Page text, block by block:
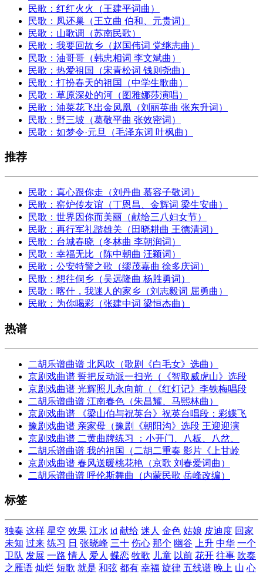
民歌：红红火火（王建平词曲）
民歌：凤还巢（王立曲 伯和、元贵词）
民歌：山歌调（苏南民歌）
民歌：我要回故乡（赵国伟词 党继志曲）
民歌：油哥哥（韩忠相词 李文斌曲）
民歌：热爱祖国（宋青松词 钱则尧曲）
民歌：打扮春天的祖国（中学生歌曲）
民歌：草原深处的河（图雅娜莎演唱）
民歌：油菜花飞出金凤凰（刘丽英曲 张东升词）
民歌：野三坡（葛敬平曲 张效密词）
民歌：如梦令·元旦（毛泽东词 叶枫曲）
推荐
民歌：真心跟你走（刘丹曲 慕容子敬词）
民歌：窑炉传友谊（丁恩昌、金辉词 梁生安曲）
民歌：世界因你而美丽（献给三八妇女节）
民歌：再行军礼踏雄关（田晓耕曲 王德清词）
民歌：台城春晓（冬林曲 李朝润词）
民歌：幸福无比（陈中朝曲 汪颖词）
民歌：公安特警之歌（缪茂嘉曲 徐多庆词）
民歌：想往侗乡（吴远隆曲 杨胜勇词）
民歌：喀什，我迷人的家乡（刘志毅词 屈勇曲）
民歌：为你喝彩（张建中词 梁恒杰曲）
热谱
二胡乐谱曲谱 北风吹（歌剧《白毛女》选曲）
京剧戏曲谱 誓把反动派一扫光（《智取威虎山》选段
京剧戏曲谱 光辉照儿永向前（《红灯记》李铁梅唱段
二胡乐谱曲谱 江南春色（朱昌耀、马熙林曲）
京剧戏曲谱 《梁山伯与祝英台》祝英台唱段：彩蝶飞
豫剧戏曲谱 亲家母（豫剧《朝阳沟》选段 王迎迎演
京剧戏曲谱 二黄曲牌练习 ：小开门、八板、八岔、
二胡乐谱曲谱 我的祖国（二胡二重奏 影片《上甘岭
京剧戏曲谱 春风送暖桃花艳（京歌 刘春爱词曲）
二胡乐谱曲谱 呼伦斯舞曲（内蒙民歌 岳峰改编）
标签
独奏 这样 星空 效果 江水 id 献给 迷人 金色 姑娘 皮迪度 回家
未知 过来 练习 日 张晓峰 三十 伤心 那个 幽谷 上升 中华 一个
卫队 发展 一路 情人 爱人 蝶恋 牧歌 儿童 以前 花开 往事 吹奏
之雁语 灿烂 短歌 就是 和弦 都有 幸福 旋律 五线谱 晚上 山 心